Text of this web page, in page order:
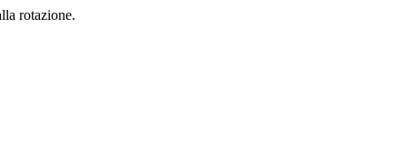
rotazione.